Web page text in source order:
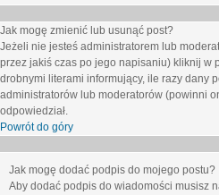
Jak mogę zmienić lub usunąć post?
Jeżeli nie jesteś administratorem lub
przez jakiś czas po jego napisaniu) kliknij w
drobnymi literami informujący, ile razy dany
administratorów lub moderatorów (powinni
odpowiedział.
Powrót do góry
Jak mogę dodać podpis do mojego postu?
Aby dodać podpis do wiadomości musisz